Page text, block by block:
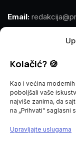
Kolačić? 🍪
Kao i većina
poboljšali vaše
najviše zanima, da
na „Prihvati“ saglasni
Upravljajte uslugama
Email:
MARKETING
Email:
Telefon:
POŠALJI VIJEST